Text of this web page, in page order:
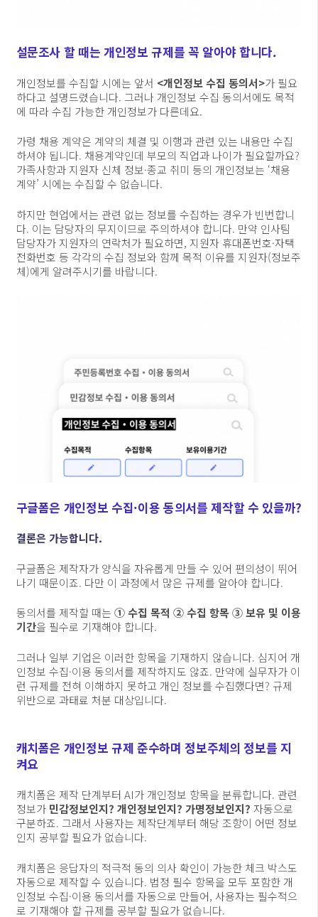
설문조사 할 때는 개인정보 규제를 꼭 알아야 합니다.
개인정보를 수집할 시에는 앞서 <개인정보 수집 동의서>가 필요
하다고 설명드렸습니다. 그러나 개인정보 수집 동의서에도 목적
에 따라 수집 가능한 개인정보가 다른데요.
가령 채용 계약은 계약의 체결 및 이행과 관련 있는 내용만 수집
하셔야 됩니다. 채용계약인데 부모의 직업과 나이가 필요할까요?
가족사항과 지원자 신체 정보·종교 취미 등의 개인정보는 ‘채용
계약’ 시에는 수집할 수 없습니다.
하지만 현업에서는 관련 없는 정보를 수집하는 경우가 빈번합니
다. 이는 담당자의 무지이므로 주의하셔야 합니다. 만약 인사팀
담당자가 지원자의 연락처가 필요하면, 지원자 휴대폰번호·자택
전화번호 등 각각의 수집 정보와 함께 목적 이유를 지원자(정보주
체)에게 알려주시기를 바랍니다.
구글폼은 개인정보 수집·이용 동의서를 제작할 수 있을까?
결론은 가능합니다.
구글폼은 제작자가 양식을 자유롭게 만들 수 있어 편의성이 뛰어
나기 때문이죠. 다만 이 과정에서 많은 규제를 알아야 합니다.
동의서를 제작할 때는 ① 수집 목적 ② 수집 항목 ③ 보유 및 이용
기간을 필수로 기재해야 합니다.
그러나 일부 기업은 이러한 항목을 기재하지 않습니다. 심지어 개
인정보 수집·이용 동의서를 제작하지도 않죠. 만약에 실무자가 이
런 규제를 전혀 이해하지 못하고 개인 정보를 수집했다면? 규제
위반으로 과태료 처분 대상입니다.
캐치폼은 개인정보 규제 준수하며 정보주체의 정보를 지
켜요
캐치폼은 제작 단계부터 AI가 개인정보 항목을 분류합니다. 관련
정보가 민감정보인지? 개인정보인지? 가명정보인지? 자동으로
구분하죠. 그래서 사용자는 제작단계부터 해당 조항이 어떤 정보
인지 공부할 필요가 없습니다.
캐치폼은 응답자의 적극적 동의 의사 확인이 가능한 체크 박스도
자동으로 제작할 수 있습니다. 법정 필수 항목을 모두 포함한 개
인정보 수집·이용 동의서를 자동으로 만들어, 사용자는 필수적으
로 기재해야 할 규제를 공부할 필요가 없습니다.